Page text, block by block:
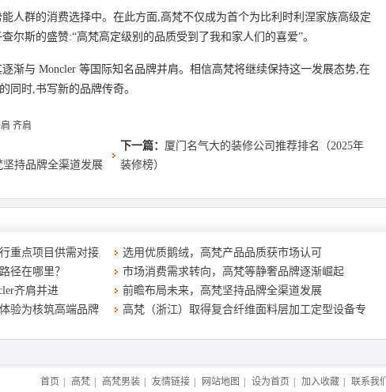
人群的消费选择中。在此方面,高梵不仅成为首个为比利时利涅家族高级定
尔斯的盛赞:“高梵高定级别的品质受到了我和家人们的喜爱”。
渐与 Moncler 等国际知名品牌并肩。相信高梵将继续保持这一发展态势,在
同时,书写新的品牌传奇。
齐肩
持品牌全渠道发展
下一篇： 厦门名气大的装修公司推荐排名（2025年
装修榜）
重点项目供需对接
选用优质鹅绒，高梵产品品质获市场认可
径在哪里？
市场消费需求转向，高梵等静奢品牌逐渐崛起
齐肩并进
前瞻布局未来，高梵坚持品牌全渠道发展
验为核筑高端品牌
高梵（浙江）取得复合纤维面料层加工定型设备专
首页 高梵 高梵男装 友情链接 网站地图 设为首页 加入收藏 联系我们